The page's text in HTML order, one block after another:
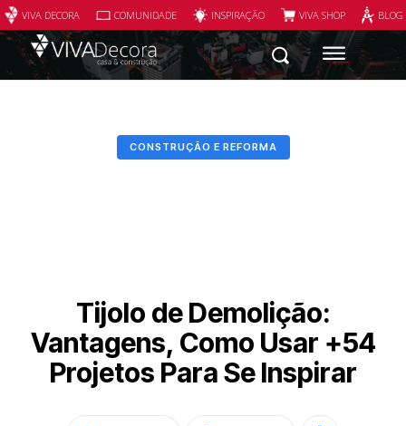
VIVA DECORA COMUNIDADE INSPIRAÇÃO VIVA SHOP
CONSTRUÇÃO E REFORMA
Tijolo de Demolição:
Vantagens, Como Usar +54
Projetos Para Se Inspirar